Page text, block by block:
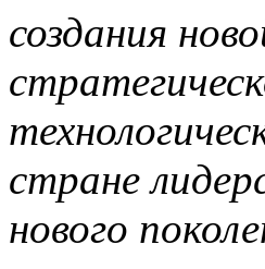
создания
стране
нового